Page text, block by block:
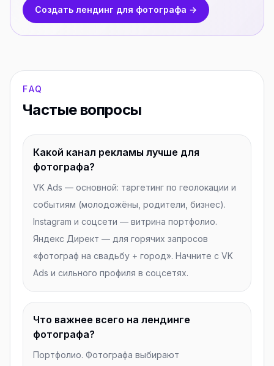
Создать лендинг для фотографа →
FAQ
Частые вопросы
Какой канал рекламы лучше для
фотографа?
VK Ads — основной: таргетинг по геолокации и
событиям (молодожёны, родители, бизнес).
Instagram и соцсети — витрина портфолио.
Яндекс Директ — для горячих запросов
«фотограф на свадьбу + город». Начните с VK
Ads и сильного профиля в соцсетях.
Что важнее всего на лендинге
фотографа?
Портфолио. Фотографа выбирают